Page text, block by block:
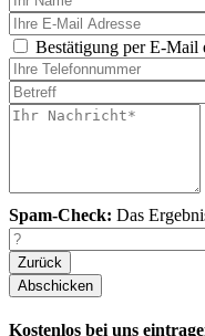
Bestätigung per E-Mail
Spam-Check: Das
Zurück
Kostenlos bei uns